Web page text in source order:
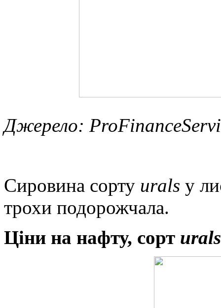
Джерело:
Сировина сорту urals у
трохи подорожчала.
Ціни на нафту, сорт urals